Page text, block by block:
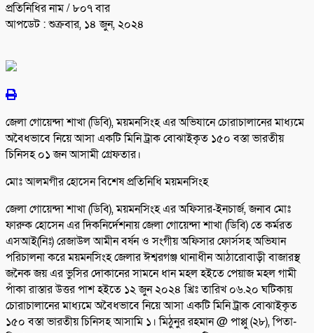
প্রতিনিধির নাম/ ৮০৭ বার
আপডেট : শুক্রবার, ১৪ জুন, ২০২৪
জেলা গোয়েন্দা শাখা (ডিবি), ময়মনসিংহ এর অভিযানে চোরাচালানের মাধ্যমে
অবৈধভাবে নিয়ে আসা একটি মিনি ট্রাক বোঝাইকৃত ১৫০ বস্তা ভারতীয়
চিনিসহ ০১ জন আসামী গ্রেফতার।
মোঃ আলমগীর হোসেন বিশেষ প্রতিনিধি ময়মনসিংহ
জেলা গোয়েন্দা শাখা (ডিবি), ময়মনসিংহ এর অফিসার-ইনচার্জ, জনাব মোঃ
ফারুক হোসেন এর দিকনির্দেশনায় জেলা গোয়েন্দা শাখা (ডিবি) তে কর্মরত
এসআই(নিঃ) রেজাউল আমীন বর্ষন ও সংগীয় অফিসার ফোর্সসহ অভিযান
পরিচালনা করে ময়মনসিংহ জেলার ঈশ্বরগঞ্জ থানাধীন আঠারোবাড়ী বাজারস্থ
জনৈক জয় এর ভুসির দোকানের সামনে ধান মহল হইতে পেয়াজ মহল গামী
পাঁকা রাস্তার উত্তর পাশ হইতে ১২ জুন ২০২৪ খ্রিঃ তারিখ ০৬.২০ ঘটিকায়
চোরাচালানের মাধ্যমে অবৈধভাবে নিয়ে আসা একটি মিনি ট্রাক বোঝাইকৃত
১৫০ বস্তা ভারতীয় চিনিসহ আসামি ১। মিঠুনুর রহমান @ পাপ্পু (২৮), পিতা-